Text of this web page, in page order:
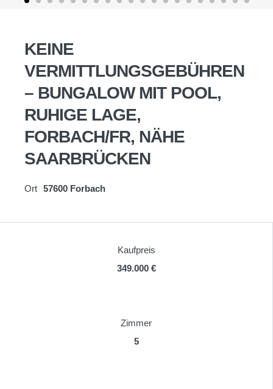
KEINE
VERMITTLUNGSGEBÜHREN
– BUNGALOW MIT POOL,
RUHIGE LAGE,
FORBACH/FR, NÄHE
SAARBRÜCKEN
Ort 57600 Forbach
Kaufpreis
349.000 €
Zimmer
5